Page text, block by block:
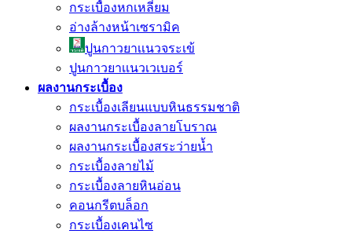
กระเบื้องหกเหลี่ยม
อ่างล้างหน้าเซรามิค
ปูนกาวยาเเนวจระเข้
ปูนกาวยาเเนวเวเบอร์
ผลงานกระเบื้อง
กระเบื้องเลียนแบบหินธรรมชาติ
ผลงานกระเบื้องลายโบราณ
ผลงานกระเบื้องสระว่ายนํ้า
กระเบื้องลายไม้
กระเบื้องลายหินอ่อน
คอนกรีตบล็อก
กระเบื้องเคนไซ